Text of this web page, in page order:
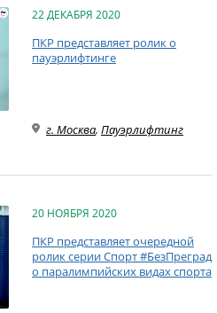
22 ДЕКАБРЯ 2020
ПКР представляет ролик о
пауэрлифтинге
г. Москва, Пауэрлифтинг
20 НОЯБРЯ 2020
ПКР представляет очередной
ролик серии Спорт #БезПреград
о паралимпийских видах спорта